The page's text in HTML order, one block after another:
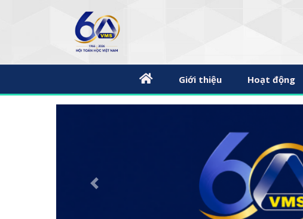
Giới thiệu Hoạt động